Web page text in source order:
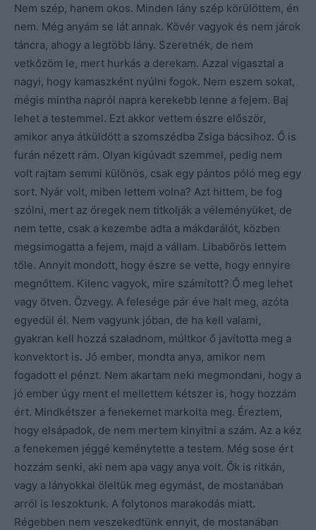
Nem szép, hanem okos. Minden lány szép körülöttem, én
nem. Még anyám se lát annak. Kövér vagyok és nem járok
táncra, ahogy a legtöbb lány. Szeretnék, de nem
vetkőzöm le, mert hurkás a derekam. Azzal vigasztal a
nagyi, hogy kamaszként nyúlni fogok. Nem eszem sokat,
mégis mintha napról napra kerekebb lenne a fejem. Baj
lehet a testemmel. Ezt akkor vettem észre először,
amikor anya átküldött a szomszédba Zsiga bácsihoz. Ő is
furán nézett rám. Olyan kigúvadt szemmel, pedig nem
volt rajtam semmi különös, csak egy pántos póló meg egy
sort. Nyár volt, miben lettem volna? Azt hittem, be fog
szólni, mert az öregek nem titkolják a véleményüket, de
nem tette, csak a kezembe adta a mákdarálót, közben
megsimogatta a fejem, majd a vállam. Libabőrös lettem
tőle. Annyit mondott, hogy észre se vette, hogy ennyire
megnőttem. Kilenc vagyok, mire számított? Ő meg lehet
vagy ötven. Özvegy. A felesége pár éve halt meg, azóta
egyedül él. Nem vagyunk jóban, de ha kell valami,
gyakran kell hozzá szaladnom, múltkor ő javította meg a
konvektort is. Jó ember, mondta anya, amikor nem
fogadott el pénzt. Nem akartam neki megmondani, hogy a
jó ember úgy ment el mellettem kétszer is, hogy hozzám
ért. Mindkétszer a fenekemet markolta meg. Éreztem,
hogy elsápadok, de nem mertem kinyitni a szám. Az a kéz
a fenekemen jéggé keménytette a testem. Még sose ért
hozzám senki, aki nem apa vagy anya volt. Ők is ritkán,
vagy a lányokkal öleltük meg egymást, de mostanában
arról is leszoktunk. A folytonos marakodás miatt.
Régebben nem veszekedtünk ennyit, de mostanában